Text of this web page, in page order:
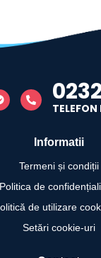
TELEFON
Informatii
Termeni și condiții
Politica de
de utilizare
Setări cookie-uri